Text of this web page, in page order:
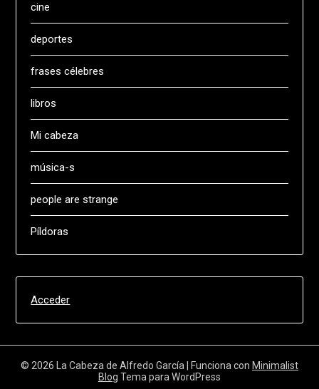
cine
deportes
frases célebres
libros
Mi cabeza
música-s
people are strange
Píldoras
Acceder
© 2026 La Cabeza de Alfredo García | Funciona con Minimalist
Blog Tema para WordPress